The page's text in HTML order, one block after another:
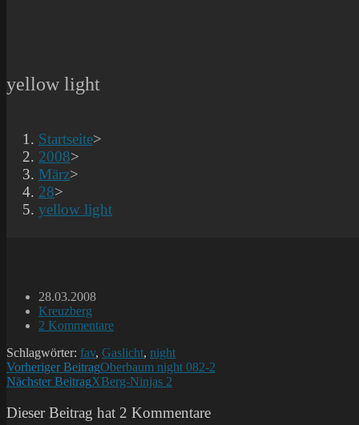
yellow light
Startseite>
2008>
März>
28>
yellow light
Beitrag
veröffentlicht:
28.03.2008
Beitrags-
Kategorie:
Kreuzberg
Beitrags-
2 Kommentare
Schlagwörter: fav, Gaslicht, night
Weitere
Artikel
ansehen
Vorheriger BeitragOberbaum night 082-2
Nächster BeitragXBerg-Ninjas 2
Dieser Beitrag hat 2 Kommentare